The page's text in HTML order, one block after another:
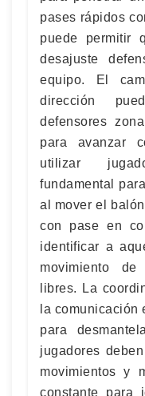
pases rápidos
puede permitir
desajuste
equipo. El
dirección
defensores
para avanzar
utilizar
fundamental
al mover el
con pase en
identificar a
movimiento
libres. La
la comunicación
para
jugadores
movimientos y
constante para